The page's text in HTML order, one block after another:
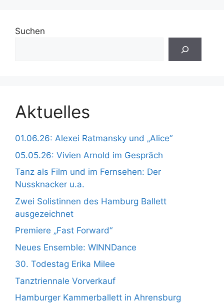
Suchen
Aktuelles
01.06.26: Alexei Ratmansky und „Alice“
05.05.26: Vivien Arnold im Gespräch
Tanz als Film und im Fernsehen: Der
Nussknacker u.a.
Zwei Solistinnen des Hamburg Ballett
ausgezeichnet
Premiere „Fast Forward“
Neues Ensemble: WINNDance
30. Todestag Erika Milee
Tanztriennale Vorverkauf
Hamburger Kammerballett in Ahrensburg